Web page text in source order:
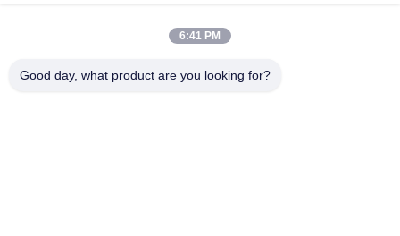
IP65 180lm/W LED ফ্লাড লাইট সহ জরুরী সেন্সর 120 ডিগ্রি আলোর কোণ
6:41 PM
Good day, what product are you looking for?